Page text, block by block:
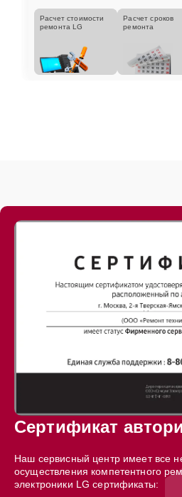
Расчет стоимости
ремонта LG
Расчет сроков
ремонта
Сертификат
Наш сервисный центр имеет все
осуществления компетентного
электроники LG сертификаты: